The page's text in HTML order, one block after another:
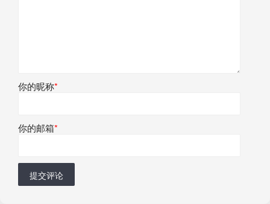
你的昵称*
你的邮箱*
提交评论